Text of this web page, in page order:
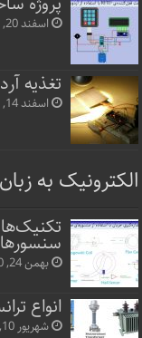
اسفند 20, 1400
تغذیه
اسفند 14, 1400
الکترونیک به
بهمن 24, 1400
انواع
شهریور 10, 1400